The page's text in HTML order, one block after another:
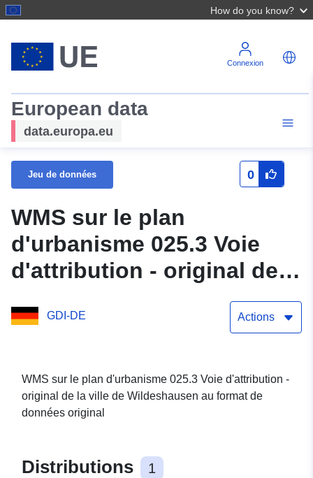
How do you know?
Connexion
European data
data.europa.eu
Jeu de données 0
WMS sur le plan
d'urbanisme 025.3 Voie
d'attribution - original de
la ville de Wildeshausen
GDI-DE Actions
WMS sur le plan d'urbanisme 025.3 Voie d'attribution -
original de la ville de Wildeshausen au format de
données original
Distributions 1